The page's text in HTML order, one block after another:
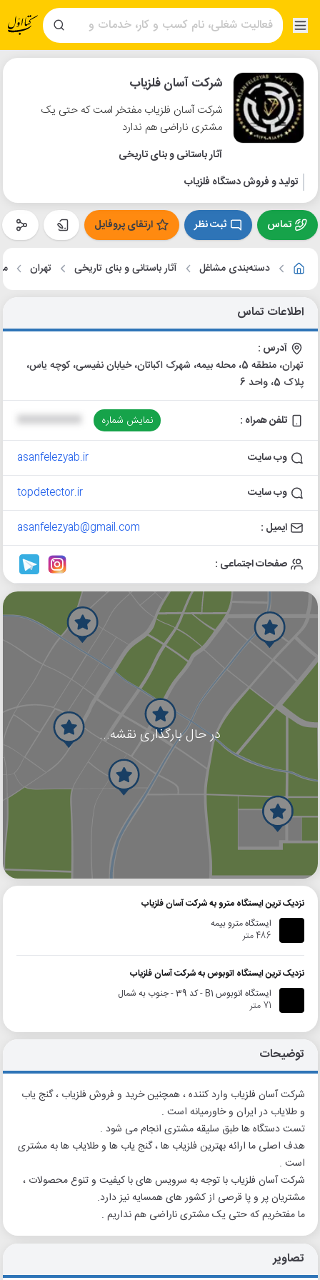
شرکت آسان فلزیاب
شرکت آسان فلزیاب مفتخر است که حتی یک
مشتری ناراضی هم ندارد
آثار باستانی و بنای تاریخی
تولید و فروش دستگاه فلزیاب
تماس ثبت نظر ارتقای پروفایل
دسته‌بندی مشاغل آثار باستانی و بنای تاریخی تهران
اطلاعات تماس
آدرس :
تهران، منطقه 5، محله بیمه، شهرک اکباتان، خیابان نفیسی، کوچه یاس،
پلاک 5، واحد 6
تلفن همراه : نمایش شماره
وب سایت asanfelezyab.ir
وب سایت topdetector.ir
ایمیل : asanfelezyab@gmail.com
صفحات اجتماعی :
در حال بارگذاری نقشه...
گوگل
نزدیک ترین ایستگاه مترو به شرکت آسان فلزیاب
ایستگاه مترو بیمه
486 متر
نزدیک ترین ایستگاه اتوبوس به شرکت آسان فلزیاب
ایستگاه اتوبوس B1 - کد 39 - جنوب به شمال
71 متر
توضیحات
شرکت آسان فلزیاب وارد کننده ، همچنین خرید و فروش فلزیاب ، گنج یاب
و طلایاب در ایران و خاورمیانه است .
تست دستگاه ها طبق سلیقه مشتری انجام می شود .
هدف اصلی ما ارائه بهترین فلزیاب ها ، گنج یاب ها و طلایاب ها به مشتری
است .
شرکت آسان فلزیاب با توجه به سرویس های با کیفیت و تنوع محصولات ،
مشتریان پر و پا قرصی از کشور های همسایه نیز دارد.
ما مفتخریم که حتی یک مشتری ناراضی هم نداریم .
تصاویر